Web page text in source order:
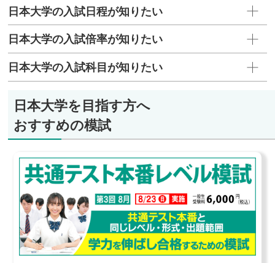
日本大学の入試日程が知りたい
日本大学の入試倍率が知りたい
日本大学の入試科目が知りたい
日本大学を目指す方へ
おすすめの模試